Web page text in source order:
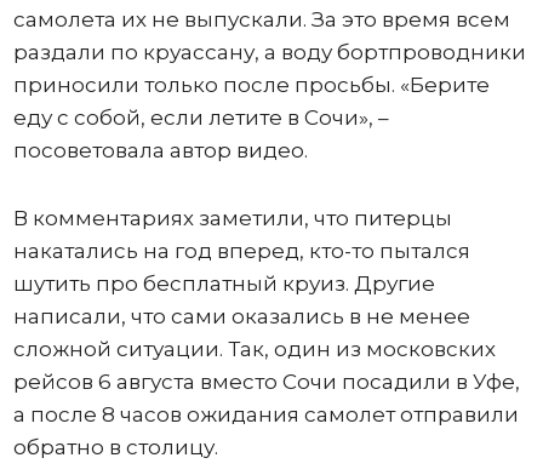
самолета их не выпускали. За это время всем
раздали по круассану, а воду бортпроводники
приносили только после просьбы. «Берите
еду с собой, если летите в Сочи», –
посоветовала автор видео.
В комментариях заметили, что питерцы
накатались на год вперед, кто-то пытался
шутить про бесплатный круиз. Другие
написали, что сами оказались в не менее
сложной ситуации. Так, один из московских
рейсов 6 августа вместо Сочи посадили в Уфе,
а после 8 часов ожидания самолет отправили
обратно в столицу.